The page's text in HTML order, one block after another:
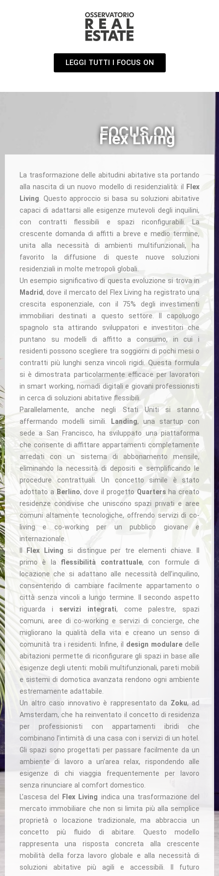
LEGGI TUTTI I FOCUS ON
FOCUS ON
Flex Living
La trasformazione delle abitudini abitative sta portando
alla nascita di un nuovo modello di residenzialità: il Flex
Living . Questo approccio si basa su soluzioni abitative
capaci di adattarsi alle esigenze mutevoli degli inquilini,
con contratti flessibili e spazi riconfigurabili. La
crescente domanda di affitti a breve e medio termine,
unita alla necessità di ambienti multifunzionali, ha
favorito la diffusione di queste nuove soluzioni
residenziali in molte metropoli globali.
Un esempio significativo di questa evoluzione si trova in
Madrid, dove il mercato del Flex Living ha registrato una
crescita esponenziale, con il 75% degli investimenti
immobiliari destinati a questo settore. Il capoluogo
spagnolo sta attirando sviluppatori e investitori che
puntano su modelli di affitto a consumo, in cui i
residenti possono scegliere tra soggiorni di pochi mesi o
contratti più lunghi senza vincoli rigidi. Questa formula
si è dimostrata particolarmente efficace per lavoratori
in smart working, nomadi digitali e giovani professionisti
in cerca di soluzioni abitative flessibili.
Parallelamente, anche negli Stati Uniti si stanno
affermando modelli simili. Landing, una startup con
sede a San Francisco, ha sviluppato una piattaforma
che consente di affittare appartamenti completamente
arredati con un sistema di abbonamento mensile,
eliminando la necessità di depositi e semplificando le
procedure contrattuali. Un concetto simile è stato
adottato a Berlino, dove il progetto Quarters ha creato
residenze condivise che uniscono spazi privati e aree
comuni altamente tecnologiche, offrendo servizi di co-
living e co-working per un pubblico giovane e
internazionale.
Il Flex Living si distingue per tre elementi chiave. Il
primo è la flessibilità contrattuale, con formule di
locazione che si adattano alle necessità dell’inquilino,
consentendo di cambiare facilmente appartamento o
città senza vincoli a lungo termine. Il secondo aspetto
riguarda i servizi integrati, come palestre, spazi
comuni, aree di co-working e servizi di concierge, che
migliorano la qualità della vita e creano un senso di
comunità tra i residenti. Infine, il design modulare delle
abitazioni permette di riconfigurare gli spazi in base alle
esigenze degli utenti: mobili multifunzionali, pareti mobili
e sistemi di domotica avanzata rendono ogni ambiente
estremamente adattabile.
Un altro caso innovativo è rappresentato da Zoku, ad
Amsterdam, che ha reinventato il concetto di residenza
per professionisti con appartamenti ibridi che
combinano l’intimità di una casa con i servizi di un hotel.
Gli spazi sono progettati per passare facilmente da un
ambiente di lavoro a un’area relax, rispondendo alle
esigenze di chi viaggia frequentemente per lavoro
senza rinunciare al comfort domestico.
L’ascesa del Flex Living indica una trasformazione del
mercato immobiliare che non si limita più alla semplice
proprietà o locazione tradizionale, ma abbraccia un
concetto più fluido di abitare. Questo modello
rappresenta una risposta concreta alla crescente
mobilità della forza lavoro globale e alla necessità di
soluzioni abitative più agili e accessibili. Il futuro